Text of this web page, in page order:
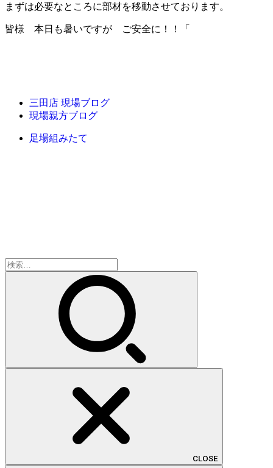
まずは必要なところに部材を移動させております。
皆様 本日も暑いですが ご安全に！！「
三田店 現場ブログ
現場親方ブログ
足場組みたて
検
索:
CLOSE